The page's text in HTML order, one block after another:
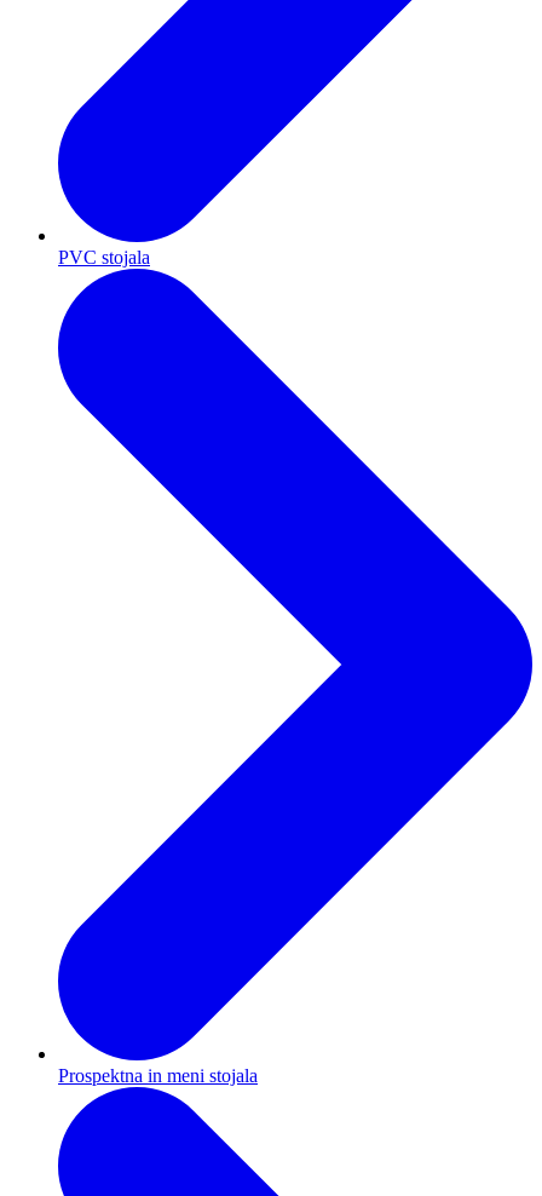
PVC stojala
Prospektna in meni stojala